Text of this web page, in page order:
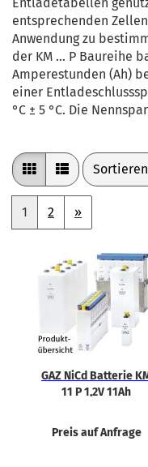
entsprechenden
Anwendung zu
der KM … P Baureihe
Amperestunden (Ah)
einer
°C ± 5 °C. Die
1 2 »
GAZ NiCd Bat­te­rie
11 P 1,2V 11Ah
Preis auf Anfrage